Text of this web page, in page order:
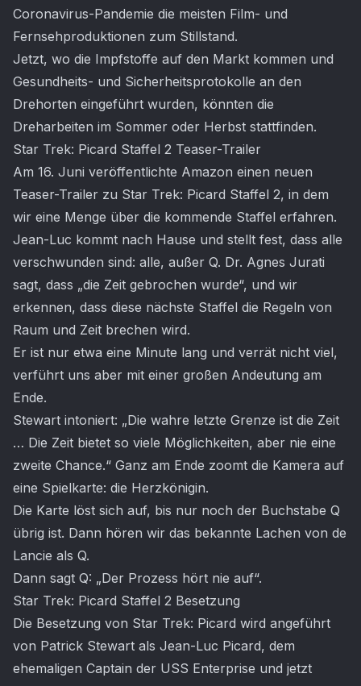
Coronavirus-Pandemie die meisten Film- und
Fernsehproduktionen zum Stillstand.
Jetzt, wo die Impfstoffe auf den Markt kommen und
Gesundheits- und Sicherheitsprotokolle an den
Drehorten eingeführt wurden, könnten die
Dreharbeiten im Sommer oder Herbst stattfinden.
Star Trek: Picard Staffel 2 Teaser-Trailer
Am 16. Juni veröffentlichte Amazon einen neuen
Teaser-Trailer zu Star Trek: Picard Staffel 2, in dem
wir eine Menge über die kommende Staffel erfahren.
Jean-Luc kommt nach Hause und stellt fest, dass alle
verschwunden sind: alle, außer Q. Dr. Agnes Jurati
sagt, dass „die Zeit gebrochen wurde“, und wir
erkennen, dass diese nächste Staffel die Regeln von
Raum und Zeit brechen wird.
Er ist nur etwa eine Minute lang und verrät nicht viel,
verführt uns aber mit einer großen Andeutung am
Ende.
Stewart intoniert: „Die wahre letzte Grenze ist die Zeit
… Die Zeit bietet so viele Möglichkeiten, aber nie eine
zweite Chance.“ Ganz am Ende zoomt die Kamera auf
eine Spielkarte: die Herzkönigin.
Die Karte löst sich auf, bis nur noch der Buchstabe Q
übrig ist. Dann hören wir das bekannte Lachen von de
Lancie als Q.
Dann sagt Q: „Der Prozess hört nie auf“.
Star Trek: Picard Staffel 2 Besetzung
Die Besetzung von Star Trek: Picard wird angeführt
von Patrick Stewart als Jean-Luc Picard, dem
ehemaligen Captain der USS Enterprise und jetzt